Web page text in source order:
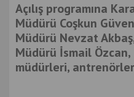
Açılış programına
Müdürü Coşkun
Müdürü Nevzat
Müdürü İsmail
müdürleri,